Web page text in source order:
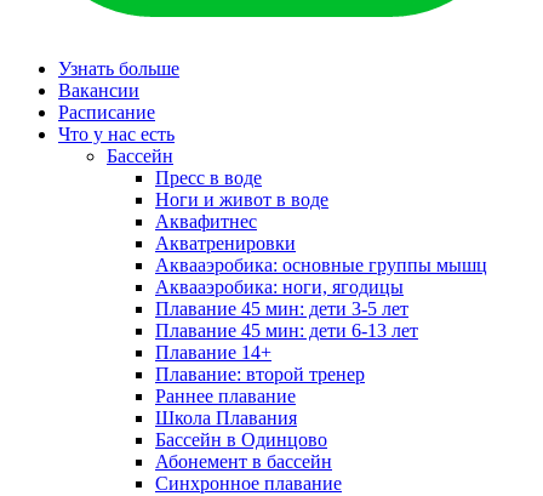
Узнать больше
Вакансии
Расписание
Что у нас есть
Бассейн
Пресс в воде
Ноги и живот в воде
Аквафитнес
Акватренировки
Аквааэробика: основные группы мышц
Аквааэробика: ноги, ягодицы
Плавание 45 мин: дети 3-5 лет
Плавание 45 мин: дети 6-13 лет
Плавание 14+
Плавание: второй тренер
Раннее плавание
Школа Плавания
Бассейн в Одинцово
Абонемент в бассейн
Синхронное плавание